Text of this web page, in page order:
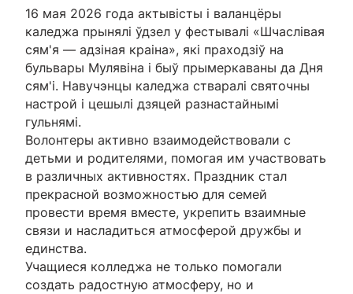
16 мая 2026 года актывісты і валанцёры
каледжа прынялі ўдзел у фестывалі «Шчаслівая
сям'я — адзіная краіна», які праходзіў на
бульвары Мулявіна і быў прымеркаваны да Дня
сям'і. Навучэнцы каледжа стваралі святочны
настрой і цешылі дзяцей разнастайнымі
гульнямі.
Волонтеры активно взаимодействовали с
детьми и родителями, помогая им участвовать
в различных активностях. Праздник стал
прекрасной возможностью для семей
провести время вместе, укрепить взаимные
связи и насладиться атмосферой дружбы и
единства.
Учащиеся колледжа не только помогали
создать радостную атмосферу, но и